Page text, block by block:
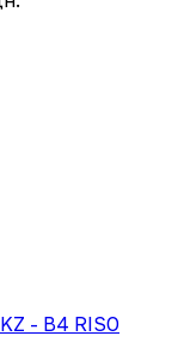
- В4 RISO